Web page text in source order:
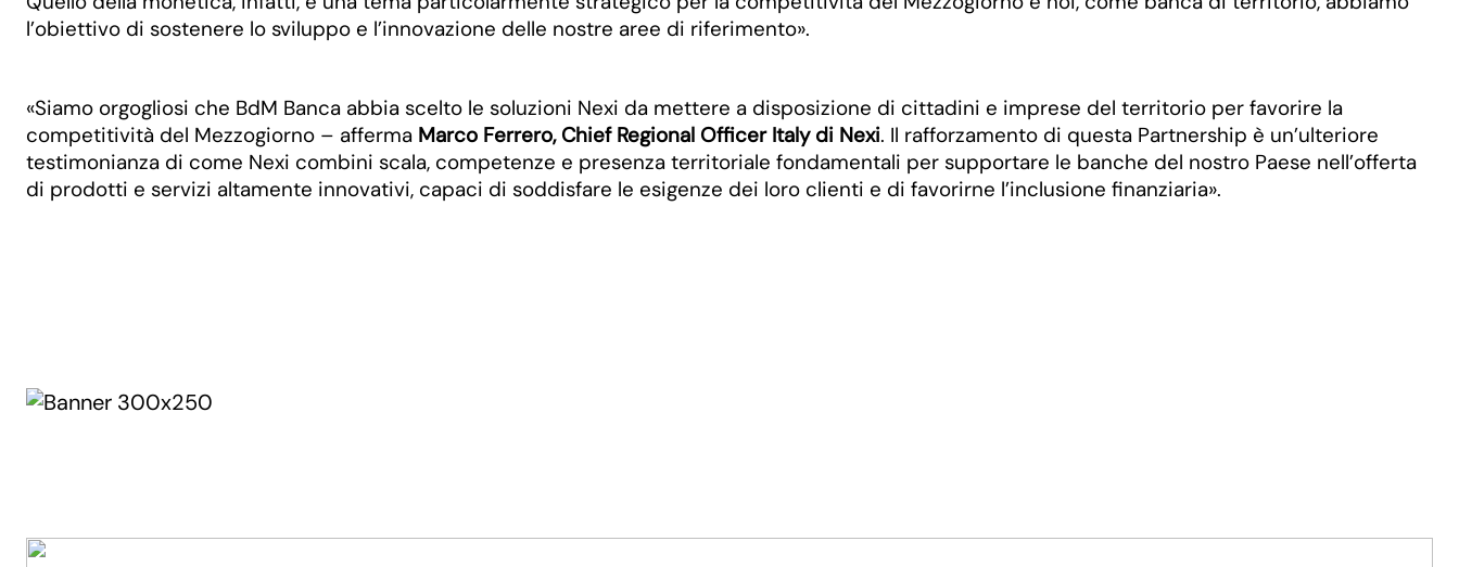
l’obiettivo di sostenere lo sviluppo e l’innovazione delle nostre aree di riferimento».
«Siamo orgogliosi che BdM Banca abbia scelto le soluzioni Nexi da mettere a disposizione di cittadini e imprese del territorio per favorire la
competitività del Mezzogiorno – afferma Marco Ferrero, Chief Regional Officer Italy di Nexi. Il rafforzamento di questa Partnership è un’ulteriore
testimonianza di come Nexi combini scala, competenze e presenza territoriale fondamentali per supportare le banche del nostro Paese nell’offerta
di prodotti e servizi altamente innovativi, capaci di soddisfare le esigenze dei loro clienti e di favorirne l’inclusione finanziaria».